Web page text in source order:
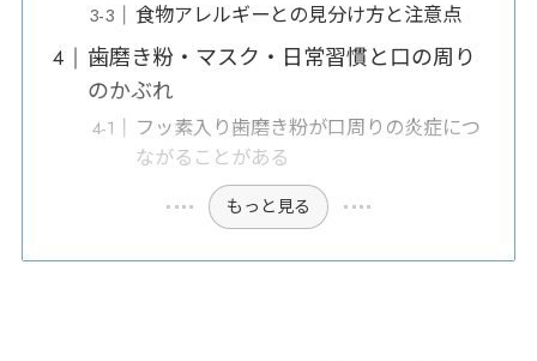
食物アレルギーとの見分け方と注意点
歯磨き粉・マスク・日常習慣と口の周り
のかぶれ
フッ素入り歯磨き粉が口周りの炎症につ
ながることがある
もっと見る